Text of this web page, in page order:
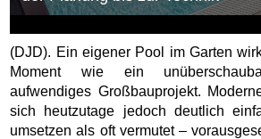
(DJD). Ein eigener Pool im Garten
Moment wie ein
aufwendiges Großbauprojekt.
sich heutzutage jedoch deutlich
umsetzen als oft vermutet –